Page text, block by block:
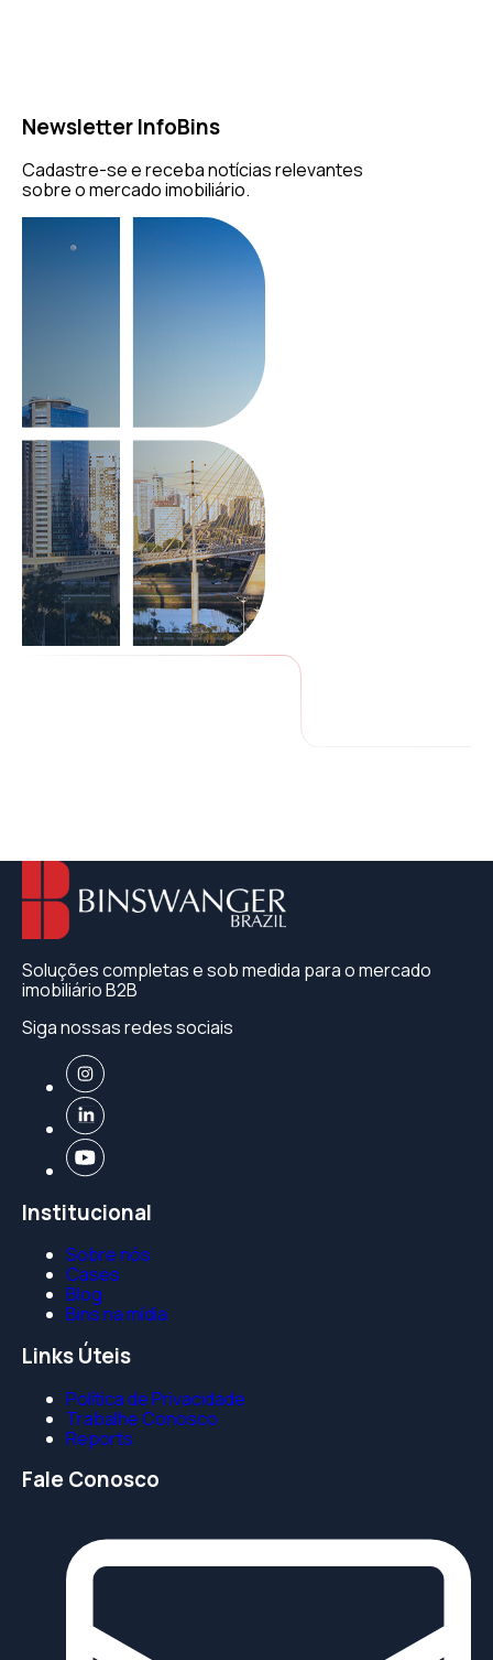
Newsletter InfoBins
Cadastre-se e receba notícias relevantes
sobre o mercado imobiliário.
Soluções completas e sob medida para o mercado
imobiliário B2B
Siga nossas redes sociais
Institucional
Sobre nós
Cases
Blog
Bins na mídia
Links Úteis
Política de Privacidade
Trabalhe Conosco
Reports
Fale Conosco